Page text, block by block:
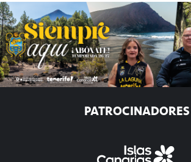
PATROCINADORES